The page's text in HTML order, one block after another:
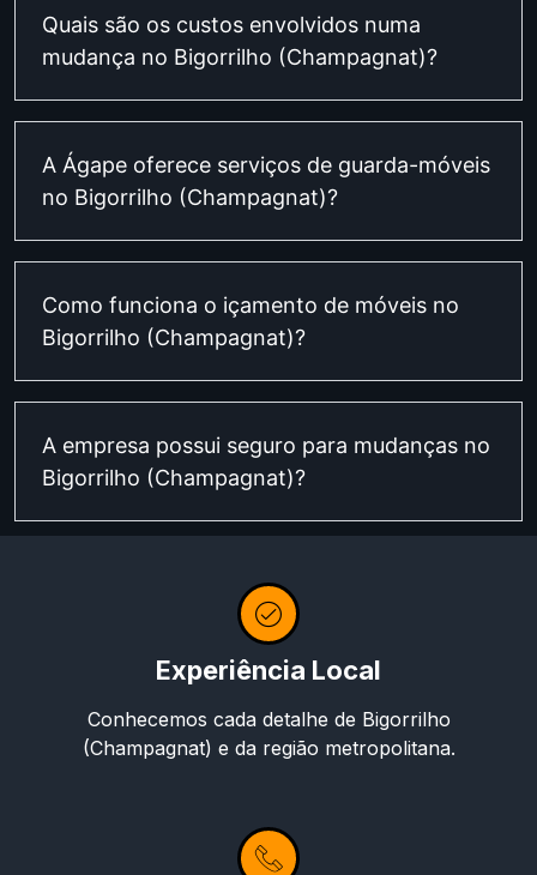
Quais são os custos envolvidos numa
mudança no Bigorrilho (Champagnat)?
A Ágape oferece serviços de guarda-móveis
no Bigorrilho (Champagnat)?
Como funciona o içamento de móveis no
Bigorrilho (Champagnat)?
A empresa possui seguro para mudanças no
Bigorrilho (Champagnat)?
Experiência Local
Conhecemos cada detalhe de Bigorrilho
(Champagnat) e da região metropolitana.